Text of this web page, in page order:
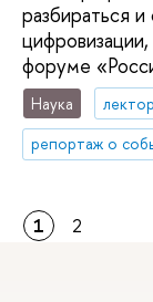
разбираться
форуме
Наука
репортаж о
1 2